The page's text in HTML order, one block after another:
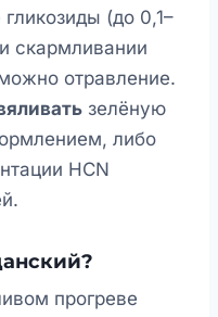
(до 0,1–
скармливании
отравление.
зелёную
либо
HCN
прогреве